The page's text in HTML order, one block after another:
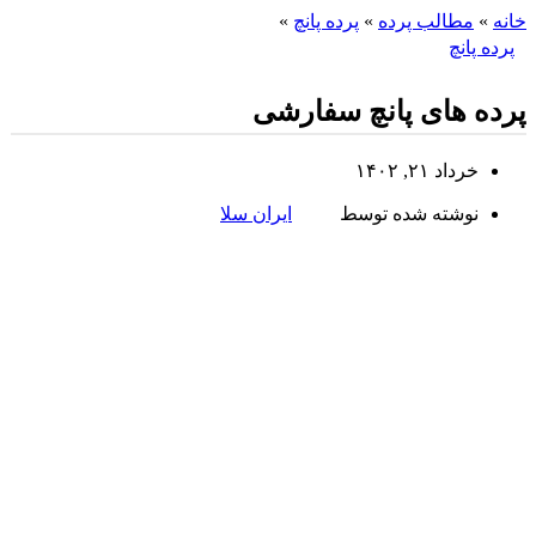
خانه » مطالب پرده » پرده پانچ »
پرده پانچ
پرده های پانچ سفارشی
خرداد ۲۱, ۱۴۰۲
نوشته شده توسط ایران سلا